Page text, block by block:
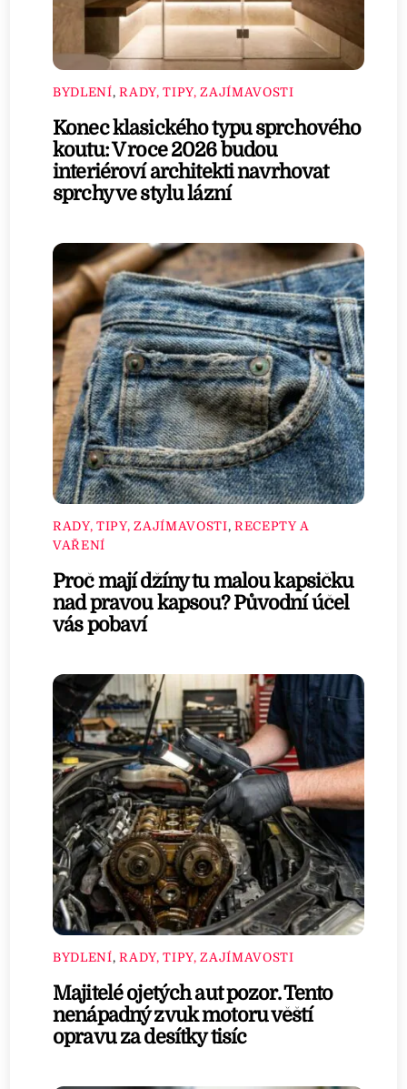
BYDLENÍ,RADY, TIPY, ZAJÍMAVOSTI
Konec klasického typu sprchového
koutu: V roce 2026 budou
interiéroví architekti navrhovat
sprchy ve stylu lázní
RADY, TIPY, ZAJÍMAVOSTI, RECEPTY A
VAŘENÍ
Proč mají džíny tu malou kapsičku
nad pravou kapsou? Původní účel
vás pobaví
BYDLENÍ,RADY, TIPY, ZAJÍMAVOSTI
Majitelé ojetých aut pozor. Tento
nenápadný zvuk motoru věští
opravu za desítky tisíc